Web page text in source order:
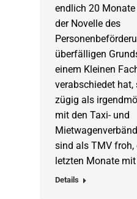
endlich 20
der Novelle des
überfälligen
einem Kleinen
verabschiedet
zügig als
mit den Taxi- und
sind als TMV froh,
letzten Monate
Details